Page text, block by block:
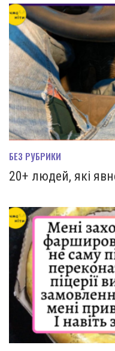
БЕЗ РУБРИКИ
20+ людей, які